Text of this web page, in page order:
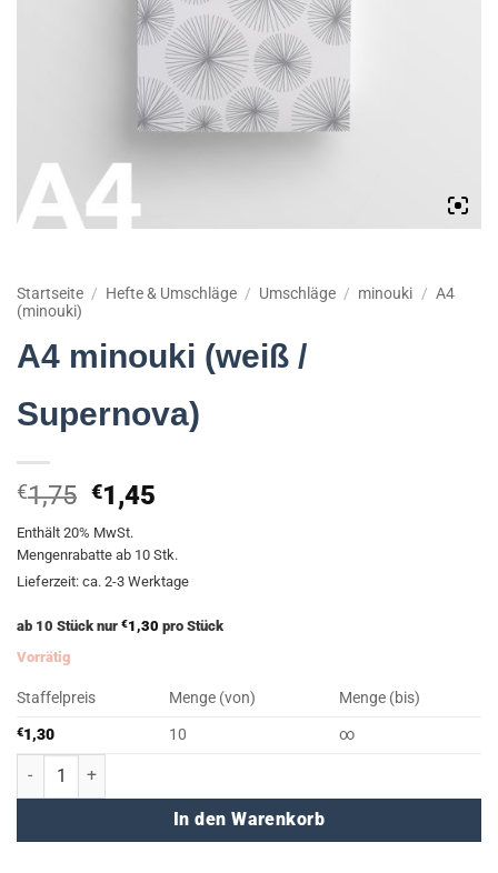
Startseite / Hefte & Umschläge / Umschläge / minouki / A4
(minouki)
A4 minouki (weiß /
Supernova)
€1,75 Ursprünglicher
Preis
war:
€1,75
€1,45
ist:
€1,45.
Enthält 20% MwSt.
Mengenrabatte ab 10 Stk.
Lieferzeit: ca. 2-3 Werktage
ab 10 Stück nur €1,30 pro Stück
Vorrätig
Staffelpreis Menge (von) Menge (bis)
€1,30 10
∞
A4 minouki (weiß / Supernova) Menge
In den Warenkorb